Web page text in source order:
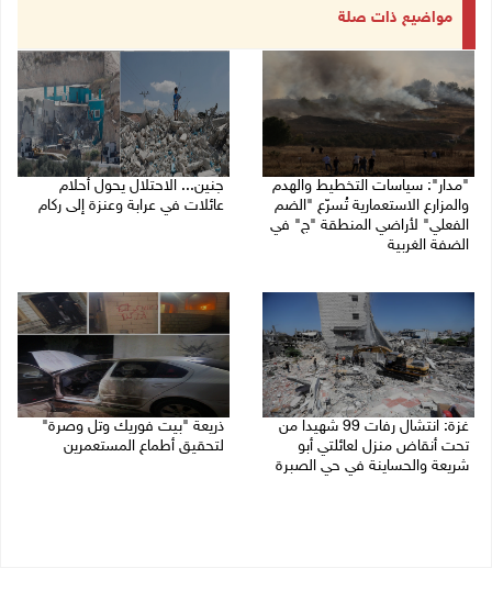
مواضيع ذات صلة
"مدار": سياسات التخطيط والهدم
والمزارع الاستعمارية تُسرّع "الضم
الفعلي" لأراضي المنطقة "ج" في
الضفة الغربية
جنين... الاحتلال يحول أحلام
عائلات في عرابة وعنزة إلى ركام
غزة: انتشال رفات 99 شهيدا من
تحت أنقاض منزل لعائلتي أبو
شريعة والحساينة في حي الصبرة
ذريعة "بيت فوريك وتل وصرة"
لتحقيق أطماع المستعمرين